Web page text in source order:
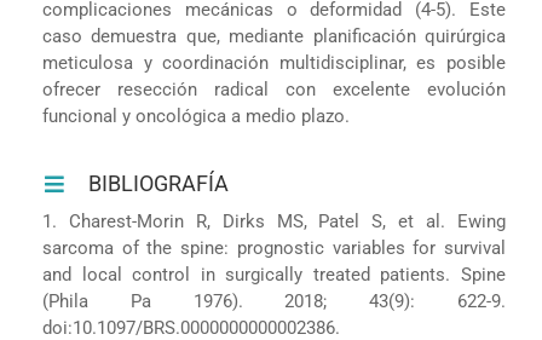
complicaciones mecánicas o deformidad (4-5). Este
caso demuestra que, mediante planificación quirúrgica
meticulosa y coordinación multidisciplinar, es posible
ofrecer resección radical con excelente evolución
funcional y oncológica a medio plazo.
BIBLIOGRAFÍA
1. Charest-Morin R, Dirks MS, Patel S, et al. Ewing
sarcoma of the spine: prognostic variables for survival
and local control in surgically treated patients. Spine
(Phila Pa 1976). 2018; 43(9): 622-9.
doi:10.1097/BRS.0000000000002386.